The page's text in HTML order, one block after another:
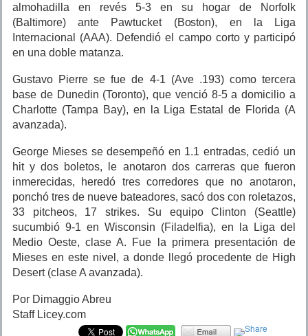
almohadilla en revés 5-3 en su hogar de Norfolk
(Baltimore) ante Pawtucket (Boston), en la Liga
Internacional (AAA). Defendió el campo corto y participó
en una doble matanza.
Gustavo Pierre se fue de 4-1 (Ave .193) como tercera
base de Dunedin (Toronto), que venció 8-5 a domicilio a
Charlotte (Tampa Bay), en la Liga Estatal de Florida (A
avanzada).
George Mieses se desempeñó en 1.1 entradas, cedió un
hit y dos boletos, le anotaron dos carreras que fueron
inmerecidas, heredó tres corredores que no anotaron,
ponchó tres de nueve bateadores, sacó dos con roletazos,
33 pitcheos, 17 strikes. Su equipo Clinton (Seattle)
sucumbió 9-1 en Wisconsin (Filadelfia), en la Liga del
Medio Oeste, clase A. Fue la primera presentación de
Mieses en este nivel, a donde llegó procedente de High
Desert (clase A avanzada).
Por Dimaggio Abreu
Staff Licey.com